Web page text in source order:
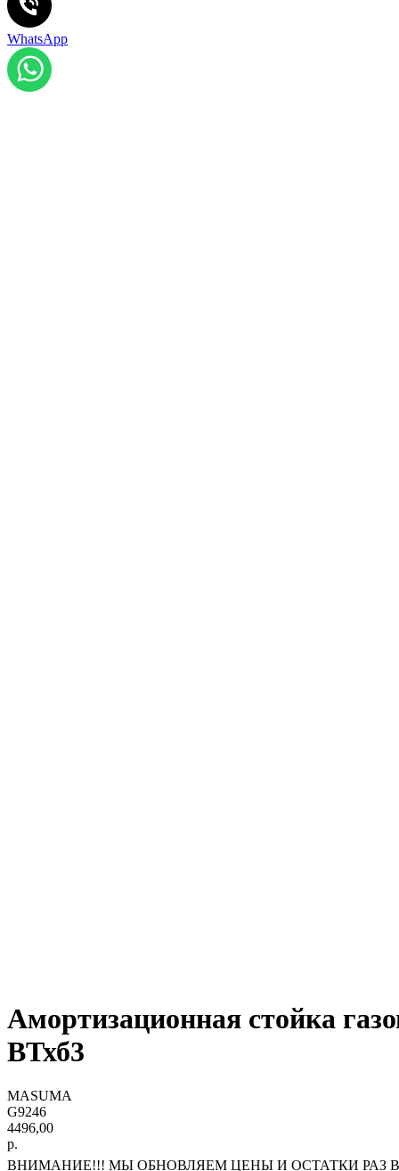
WhatsApp
Амортизационная стойка
ВТхб3
MASUMA
G9246
4496,00
р.
ВНИМАНИЕ!!! МЫ ОБНОВЛЯЕМ ЦЕНЫ И ОСТАТКИ РАЗ